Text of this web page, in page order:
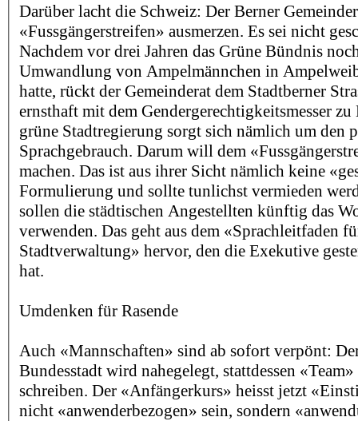
Darüber lacht die Schweiz: Der Berner
«Fussgängerstreifen» ausmerzen. Es sei nicht
Nachdem vor drei Jahren das Grüne Bündnis
Umwandlung von Ampelmännchen in
hatte, rückt der Gemeinderat dem Stadtberner
ernsthaft mit dem Gendergerechtigkeitsmesser
grüne Stadtregierung sorgt sich nämlich um den
Sprachgebrauch. Darum will dem
machen. Das ist aus ihrer Sicht nämlich keine
Formulierung und sollte tunlichst vermieden
sollen die städtischen Angestellten künftig das
verwenden. Das geht aus dem «Sprachleitfaden
Stadtverwaltung» hervor, den die Exekutive
hat.
Umdenken für Rasende
Auch «Mannschaften» sind ab sofort verpönt:
Bundesstadt wird nahegelegt, stattdessen
schreiben. Der «Anfängerkurs» heisst jetzt
nicht «anwenderbezogen» sein, sondern